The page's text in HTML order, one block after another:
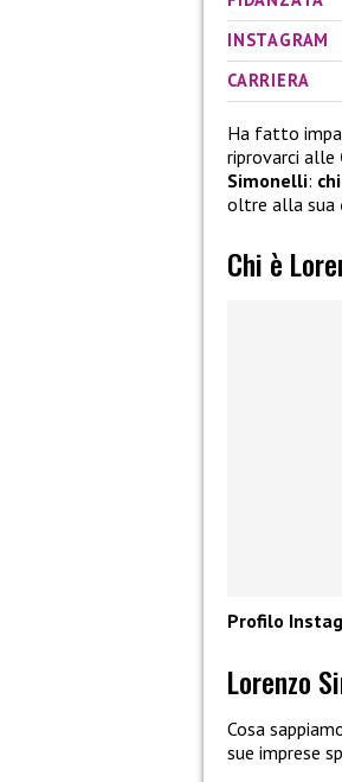
INSTAGRAM
CARRIERA
Ha fatto
riprovarci alle
Simonelli:
oltre alla sua
Chi è
Profilo
Lorenzo
Cosa
sue imprese